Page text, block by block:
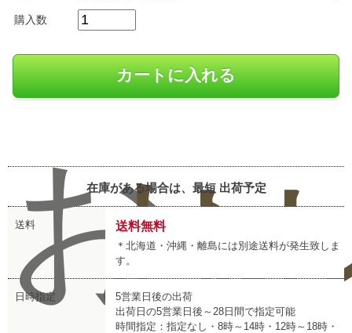
購入数
おおレ
在庫がある場合は、最短 出荷予定
送料 送料無料
＊北海道・沖縄・離島には別途送料が発生致しま
す。
日時指定
5営業日後の出荷
出荷日の5営業日後～28日間で指定可能
時間指定：指定なし・8時～14時・12時～18時・